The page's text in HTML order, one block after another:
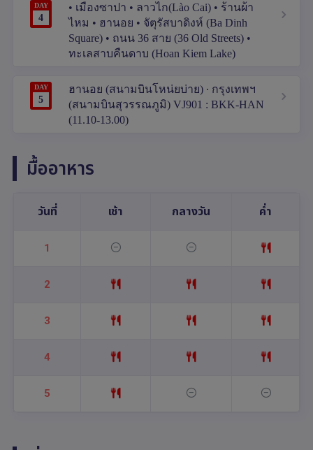
DAY
4
• เมืองซาปา • ลาวไก(Lào Cai) • ร้านผ้า
ไหม • ฮานอย • จัตุรัสบาดิงห์ (Ba Dinh
Square) • ถนน 36 สาย (36 Old Streets) •
ทะเลสาบคืนดาบ (Hoan Kiem Lake)
DAY
5
ฮานอย (สนามบินโหน่ยบ่าย) ∙ กรุงเทพฯ
(สนามบินสุวรรณภูมิ) VJ901 : BKK-HAN
(11.10-13.00)
มื้ออาหาร
วันที่ เช้า กลางวัน ค่ำ
1
2
3
4
5